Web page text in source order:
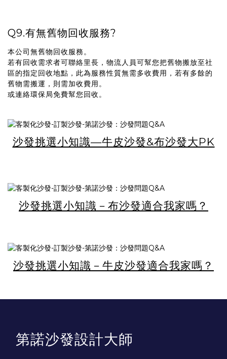
Q9.有無舊物回收服務?
本公司無舊物回收服務。
若有回收需求者可聯絡里長，物流人員可幫您把舊物搬放至社
區的指定回收地點，此為服務性質無需多收費用，若有多餘的
舊物需搬運，則需加收費用。
或連絡環保局免費幫您回收 。
沙發挑選小知識—牛皮沙發&布沙發大PK
沙發挑選小知識－布沙發適合我家嗎？
沙發挑選小知識－牛皮沙發適合我家嗎？
第諾沙發設計大師